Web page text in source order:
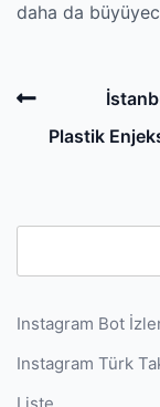
daha da
Post
navigation
Previous
Post
Plastik
Instagram Bot
Instagram Türk